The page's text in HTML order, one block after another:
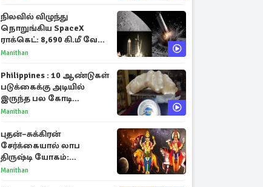
நன்மைகளும்!
நிலவில் விழுந்து
நொறுங்கிய SpaceX
ராக்கெட்: 8,690 கி.மீ வேக
மோதலால் உருவான புதிய
Manithan
Philippines : 10 ஆண்டுகள்
படுக்கைக்கு அடியில்
இருந்த பல கோடி
மதிப்புள்ள அரிய முத்து!
Manithan
புதன்–சுக்கிரன்
சேர்க்கையால் லாப
திருஷ்டி யோகம்:
அதிர்ஷ்டம் பெறும் டாப் 3
Manithan